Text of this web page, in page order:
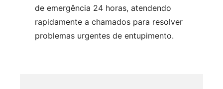
de emergência 24 horas, atendendo
rapidamente a chamados para resolver
problemas urgentes de entupimento.